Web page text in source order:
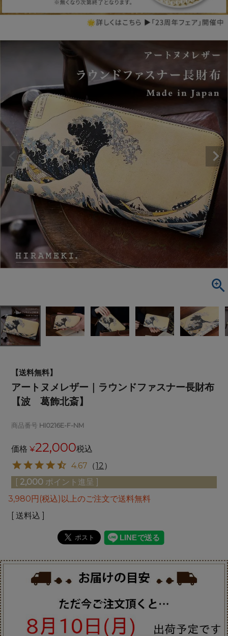
【送料無料】
アートヌメレザー｜ラウンドファスナー長財布
【波 葛飾北斎】
商品番号 HI0216E-F-NM
価格 ¥22,000税込
4.67 （12）
[ 2,000 ポイント進呈 ]
3,980円(税込)以上のご注文で送料無料
送料込